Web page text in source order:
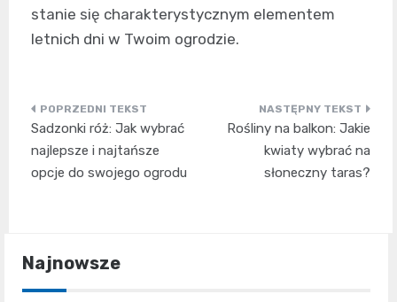
stanie się charakterystycznym elementem
letnich dni w Twoim ogrodzie.
Nawigacja
wpisu
Sadzonki róż: Jak wybrać
najlepsze i najtańsze
opcje do swojego ogrodu
Rośliny na balkon: Jakie
kwiaty wybrać na
słoneczny taras?
Najnowsze